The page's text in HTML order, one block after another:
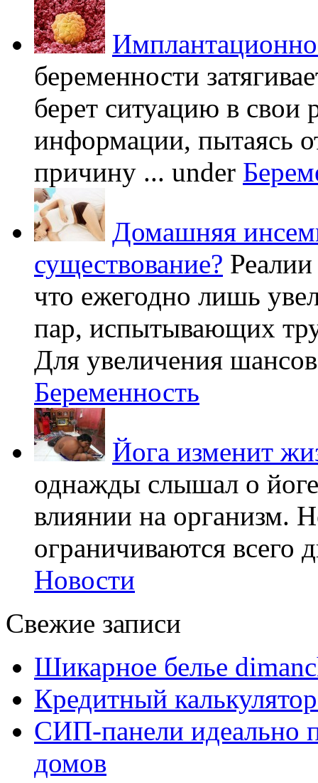
беременности
берет ситуацию в свои
информации, пытаясь
причину ... under
Домашняя
существование?
что ежегодно лишь
пар, испытывающих
Для увеличения
Беременность
Йога изменит
однажды слышал о
влиянии на организм.
ограничиваются всего
Новости
Свежие записи
Шикарное белье
Кредитный
СИП-панели идеально
домов